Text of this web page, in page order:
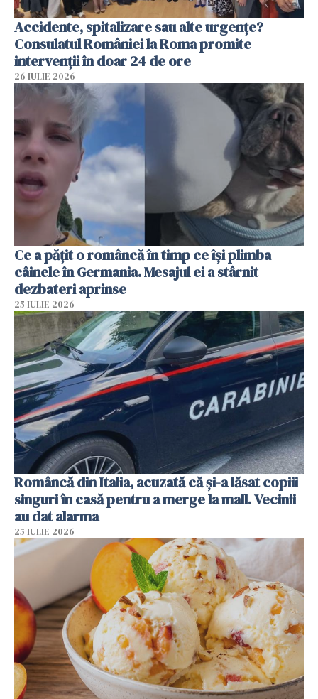
Accidente, spitalizare sau alte urgențe?
Consulatul României la Roma promite
intervenții în doar 24 de ore
26 IULIE 2026
Ce a pățit o româncă în timp ce își plimba
câinele în Germania. Mesajul ei a stârnit
dezbateri aprinse
25 IULIE 2026
Româncă din Italia, acuzată că și-a lăsat copiii
singuri în casă pentru a merge la mall. Vecinii
au dat alarma
25 IULIE 2026